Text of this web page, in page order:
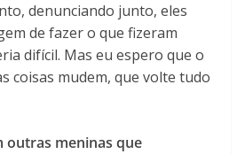
denunciando junto, eles
de fazer o que fizeram
difícil. Mas eu espero que o
coisas mudem, que volte tudo
outras meninas que